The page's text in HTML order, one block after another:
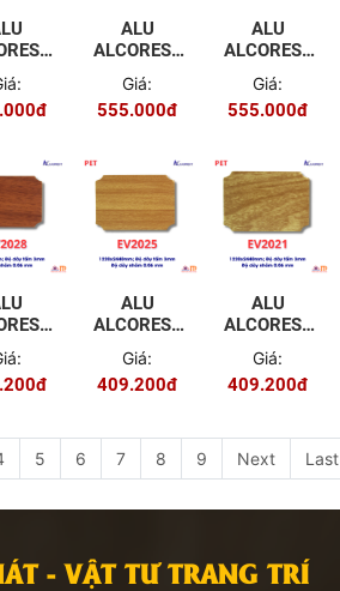
PET
ALU
ALCOREST
TRONG
NHÀ PET
EV2029
ĐEN
Giá:
555.000đ
ALU
ALCOREST
TRONG
NHÀ PET
EV2034
ĐEN
Giá:
555.000đ
PET
ĐỎ
ALU
ALCOREST
TRONG
NHÀ PET
EV2025
GỖ ĐẬM
Giá:
409.200đ
ALU
ALCOREST
TRONG
NHÀ PET
EV2021
GỖ NHẠT
Giá:
409.200đ
5 6 7 8 9 Next Last
- VẬT TƯ TRANG TRÍ